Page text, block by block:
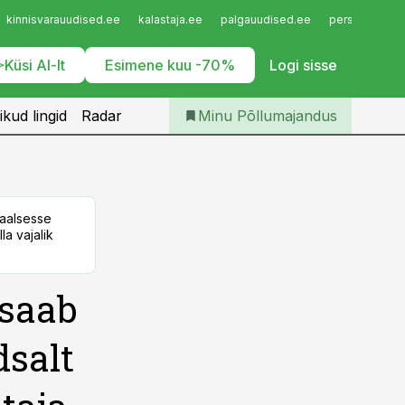
kinnisvarauudised.ee kalastaja.ee palgauudised.ee
Küsi AI-lt Esimene kuu -70% Logi sisse
Iseteenindus
Telli Põllumajandus
lingid Radar Minu Põllumajandus
vajalik